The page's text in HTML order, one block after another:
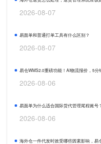
2026-08-07
易面单和普通打单工具有什么区别？
2026-08-07
易仓WMS2.0重磅功能！AI物流报价，5分
2026-08-06
易面单为什么适合国际货代管理尾程账号
2026-08-06
海外仓一件代发时效受哪些因素影响，易